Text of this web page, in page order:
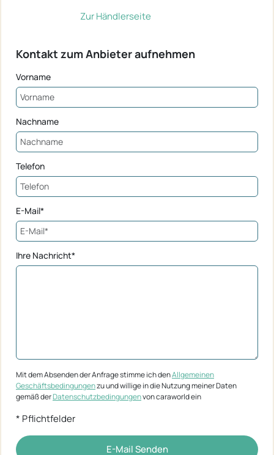
Zur Händlerseite
Kontakt zum Anbieter aufnehmen
Vorname
Nachname
Telefon
E-Mail*
Ihre Nachricht*
Mit dem Absenden der Anfrage stimme ich denAllgemeinen
Geschäftsbedingungenzu und willige in die Nutzung meiner Daten
gemäß derDatenschutzbedingungenvon caraworld ein
* Pflichtfelder
E-Mail Senden